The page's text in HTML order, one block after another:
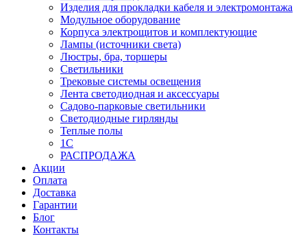
Изделия для прокладки кабеля и электромонтажа
Модульное оборудование
Корпуса электрощитов и комплектующие
Лампы (источники света)
Люстры, бра, торшеры
Светильники
Трековые системы освещения
Лента светодиодная и аксессуары
Садово-парковые светильники
Светодиодные гирлянды
Теплые полы
1С
РАСПРОДАЖА
Акции
Оплата
Доставка
Гарантии
Блог
Контакты